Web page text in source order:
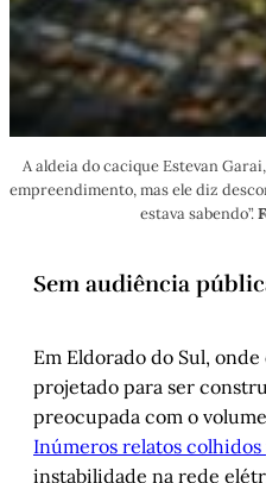
A aldeia do cacique Estevan
empreendimento, mas ele diz
estava sabendo”.
Sem audiência
Em Eldorado do Sul,
projetado para ser
preocupada com o
Inúmeros relatos
instabilidade na rede